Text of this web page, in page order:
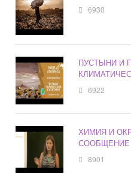
6930
ПУСТЫНИ И
6922
ХИМИЯ И
СООБЩЕНИЕ
8901